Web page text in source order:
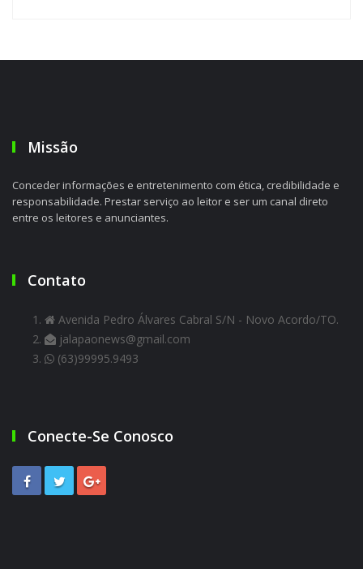
Missão
Conceder informações e entretenimento com ética, credibilidade e
responsabilidade. Prestar serviço ao leitor e ser um canal direto
entre os leitores e anunciantes.
Contato
Avenida Pedro Álvares Cabral S/N - Novo Acordo/TO.
jalapaonews@gmail.com
(63)99995.9493
Conecte-Se Conosco